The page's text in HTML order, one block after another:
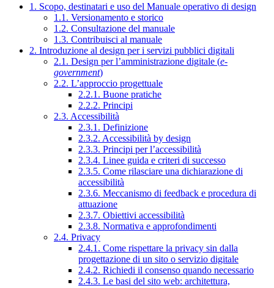
1. Scopo, destinatari e uso del Manuale operativo di design
1.1. Versionamento e storico
1.2. Consultazione del manuale
1.3. Contribuisci al manuale
2. Introduzione al design per i servizi pubblici digitali
2.1. Design per l’amministrazione digitale (e-
government)
2.2. L’approccio progettuale
2.2.1. Buone pratiche
2.2.2. Principi
2.3. Accessibilità
2.3.1. Definizione
2.3.2. Accessibilità by design
2.3.3. Principi per l’accessibilità
2.3.4. Linee guida e criteri di successo
2.3.5. Come rilasciare una dichiarazione di
accessibilità
2.3.6. Meccanismo di feedback e procedura di
attuazione
2.3.7. Obiettivi accessibilità
2.3.8. Normativa e approfondimenti
2.4. Privacy
2.4.1. Come rispettare la privacy sin dalla
progettazione di un sito o servizio digitale
2.4.2. Richiedi il consenso quando necessario
2.4.3. Le basi del sito web: architettura,